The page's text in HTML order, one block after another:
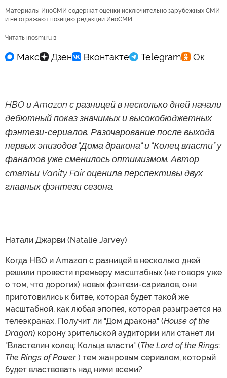
Материалы ИноСМИ содержат оценки исключительно зарубежных СМИ
и не отражают позицию редакции ИноСМИ
Читать inosmi.ru в
HBO и Amazon с разницей в несколько дней начали
дебютный показ значимых и высокобюджетных
фэнтези-сериалов. Разочарование после выхода
первых эпизодов "Дома дракона" и "Колец власти" у
фанатов уже сменилось оптимизмом. Автор
статьи Vanity Fair оценила перспективы двух
главных фэнтези сезона.
Натали Джарви (Natalie Jarvey)
Когда HBO и Amazon с разницей в несколько дней
решили провести премьеру масштабных (не говоря уже
о том, что дорогих) новых фэнтези-сариалов, они
приготовились к битве, которая будет такой же
масштабной, как любая эпопея, которая разыграется на
телеэкранах. Получит ли "Дом дракона" (House of the
Dragon) корону зрительской аудитории или станет ли
"Властелин колец: Кольца власти" (The Lord of the Rings:
The Rings of Power ) тем жанровым сериалом, который
будет властвовать над ними всеми?